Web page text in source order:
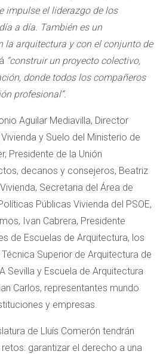
impulse el liderazgo de los
a día. También es un
la arquitectura y con el conjunto de
“construir un proyecto colectivo,
donde todos los compañeros
profesional”.
Aguilar Mediavilla, Director
y Suelo del Ministerio de
Presidente de la Unión
decanos y consejeros, Beatriz
Secretaria del Área de
Públicas Vivienda del PSOE,
Ivan Cabrera, Presidente
de Escuelas de Arquitectura, los
Superior de Arquitectura de
Sevilla y Escuela de Arquitectura
Carlos, representantes mundo
y empresas.
de Lluís Comerón tendrán
garantizar el derecho a una